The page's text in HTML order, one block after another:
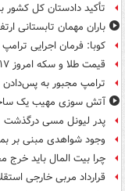
تأکید دادستان کل کشور
باران مهمان تابستانی
کوبا: فرمان اجرایی
قیمت طلا و سکه امروز ۱۴۰۵/۰۵/۱۷
ترامپ مجبور به پس‌دادن ۱۰۰ میلیارد دلار از پول تعرفه‌ها شد
آتش سوزی مهیب یک ساختمان ۱۲ طبقه
پدر لیونل مسی درگذشت
وجود شواهدی مبنی بر
چرا بیت المال باید خرج
قرارداد مربی خارجی